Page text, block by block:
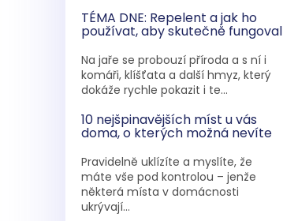
TÉMA DNE: Repelent a jak ho
používat, aby skutečně fungoval
Na jaře se probouzí příroda a s ní i
komáři, klíšťata a další hmyz, který
dokáže rychle pokazit i te...
10 nejšpinavějších míst u vás
doma, o kterých možná nevíte
Pravidelně uklízíte a myslíte, že
máte vše pod kontrolou – jenže
některá místa v domácnosti
ukrývají...